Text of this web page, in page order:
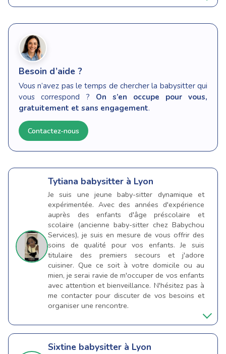
Besoin d’aide ?
Vous n’avez pas le temps de chercher la babysitter qui
vous correspond ? On s’en occupe pour vous,
gratuitement et sans engagement.
Contactez-nous
Tytiana babysitter à Lyon
Je suis une jeune baby-sitter dynamique et
expérimentée. Avec des années d'expérience
auprès des enfants d'âge préscolaire et
scolaire (ancienne baby-sitter chez Babychou
Services), je suis en mesure de vous offrir des
soins de qualité pour vos enfants. Je suis
titulaire des premiers secours et j'adore
cuisiner. Que ce soit à votre domicile ou au
mien, je serai ravie de m'occuper de vos enfants
avec attention et bienveillance. N'hésitez pas à
me contacter pour discuter de vos besoins et
organiser une rencontre.
Sixtine babysitter à Lyon